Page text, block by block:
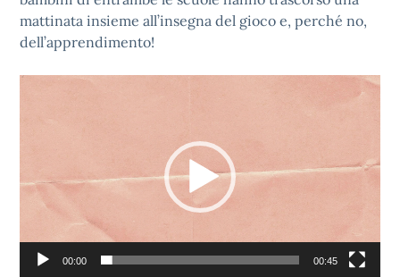
mattinata insieme all’insegna del gioco e, perché no,
dell’apprendimento!
Video
00:00 00:45